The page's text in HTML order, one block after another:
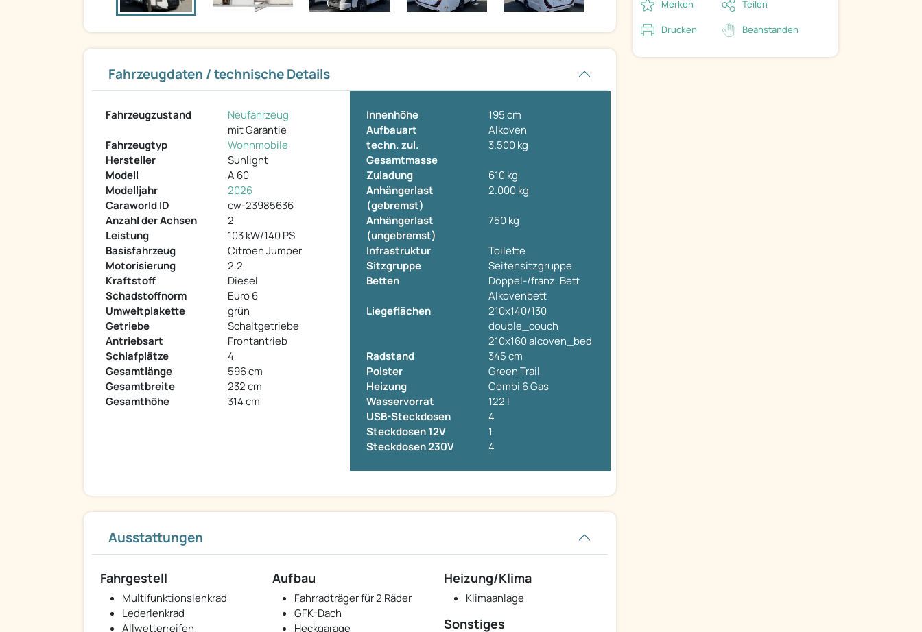
Fahrzeugdaten / technische Details
Fahrzeugzustand
Neufahrzeug
mit Garantie
Fahrzeugtyp
Wohnmobile
Hersteller
Sunlight
Modell
A 60
Modelljahr
2026
Caraworld ID
cw-23985636
Anzahl der Achsen
2
Leistung
103 kW/140 PS
Basisfahrzeug
Citroen Jumper
Motorisierung
2.2
Kraftstoff
Diesel
Schadstoffnorm
Euro 6
Umweltplakette
grün
Getriebe
Schaltgetriebe
Antriebsart
Frontantrieb
Schlafplätze
4
Gesamtlänge
596 cm
Gesamtbreite
232 cm
Gesamthöhe
314 cm
Innenhöhe
195 cm
Aufbauart
Alkoven
techn. zul.
Gesamtmasse
3.500 kg
Zuladung
610 kg
Anhängerlast
(gebremst)
2.000 kg
Anhängerlast
(ungebremst)
750 kg
Infrastruktur
Toilette
Sitzgruppe
Seitensitzgruppe
Betten
Doppel-/franz. Bett
Alkovenbett
Liegeflächen
210x140/130
double_couch
210x160 alcoven_bed
Radstand
345 cm
Polster
Green Trail
Heizung
Combi 6 Gas
Wasservorrat
122 l
USB-Steckdosen
4
Steckdosen 12V
1
Steckdosen 230V
4
Ausstattungen
Fahrgestell
Multifunktionslenkrad
Lederlenkrad
Allwetterreifen
Aufbau
Fahrradträger für 2 Räder
GFK-Dach
Heckgarage
Heizung/Klima
Klimaanlage
Sonstiges
Merken Teilen
Drucken Beanstanden